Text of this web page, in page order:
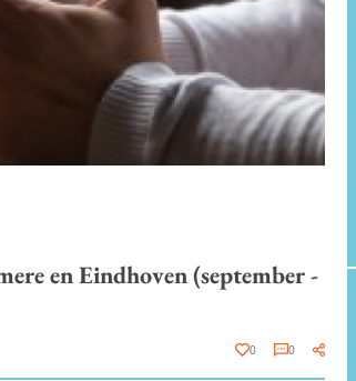
en Eindhoven (september -
0 0